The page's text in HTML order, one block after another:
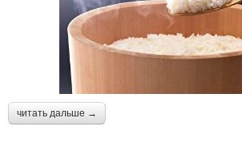
читать дальше →